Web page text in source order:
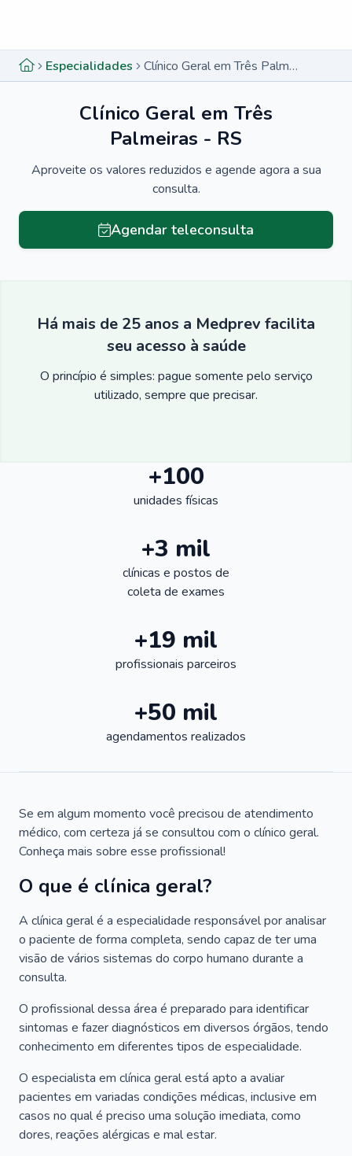
Especialidades Clínico Geral em Três Palmeiras - RS
Clínico Geral em Três
Palmeiras - RS
Aproveite os valores reduzidos e agende agora a sua
consulta.
Agendar teleconsulta
Há mais de 25 anos a Medprev facilita
seu acesso à saúde
O princípio é simples: pague somente pelo serviço
utilizado, sempre que precisar.
+100
unidades físicas
+3 mil
clínicas e postos de
coleta de exames
+19 mil
profissionais parceiros
+50 mil
agendamentos realizados
Se em algum momento você precisou de atendimento
médico, com certeza já se consultou com o clínico geral.
Conheça mais sobre esse profissional!
O que é clínica geral?
A clínica geral é a especialidade responsável por analisar
o paciente de forma completa, sendo capaz de ter uma
visão de vários sistemas do corpo humano durante a
consulta.
O profissional dessa área é preparado para identificar
sintomas e fazer diagnósticos em diversos órgãos, tendo
conhecimento em diferentes tipos de especialidade.
O especialista em clínica geral está apto a avaliar
pacientes em variadas condições médicas, inclusive em
casos no qual é preciso uma solução imediata, como
dores, reações alérgicas e mal estar.